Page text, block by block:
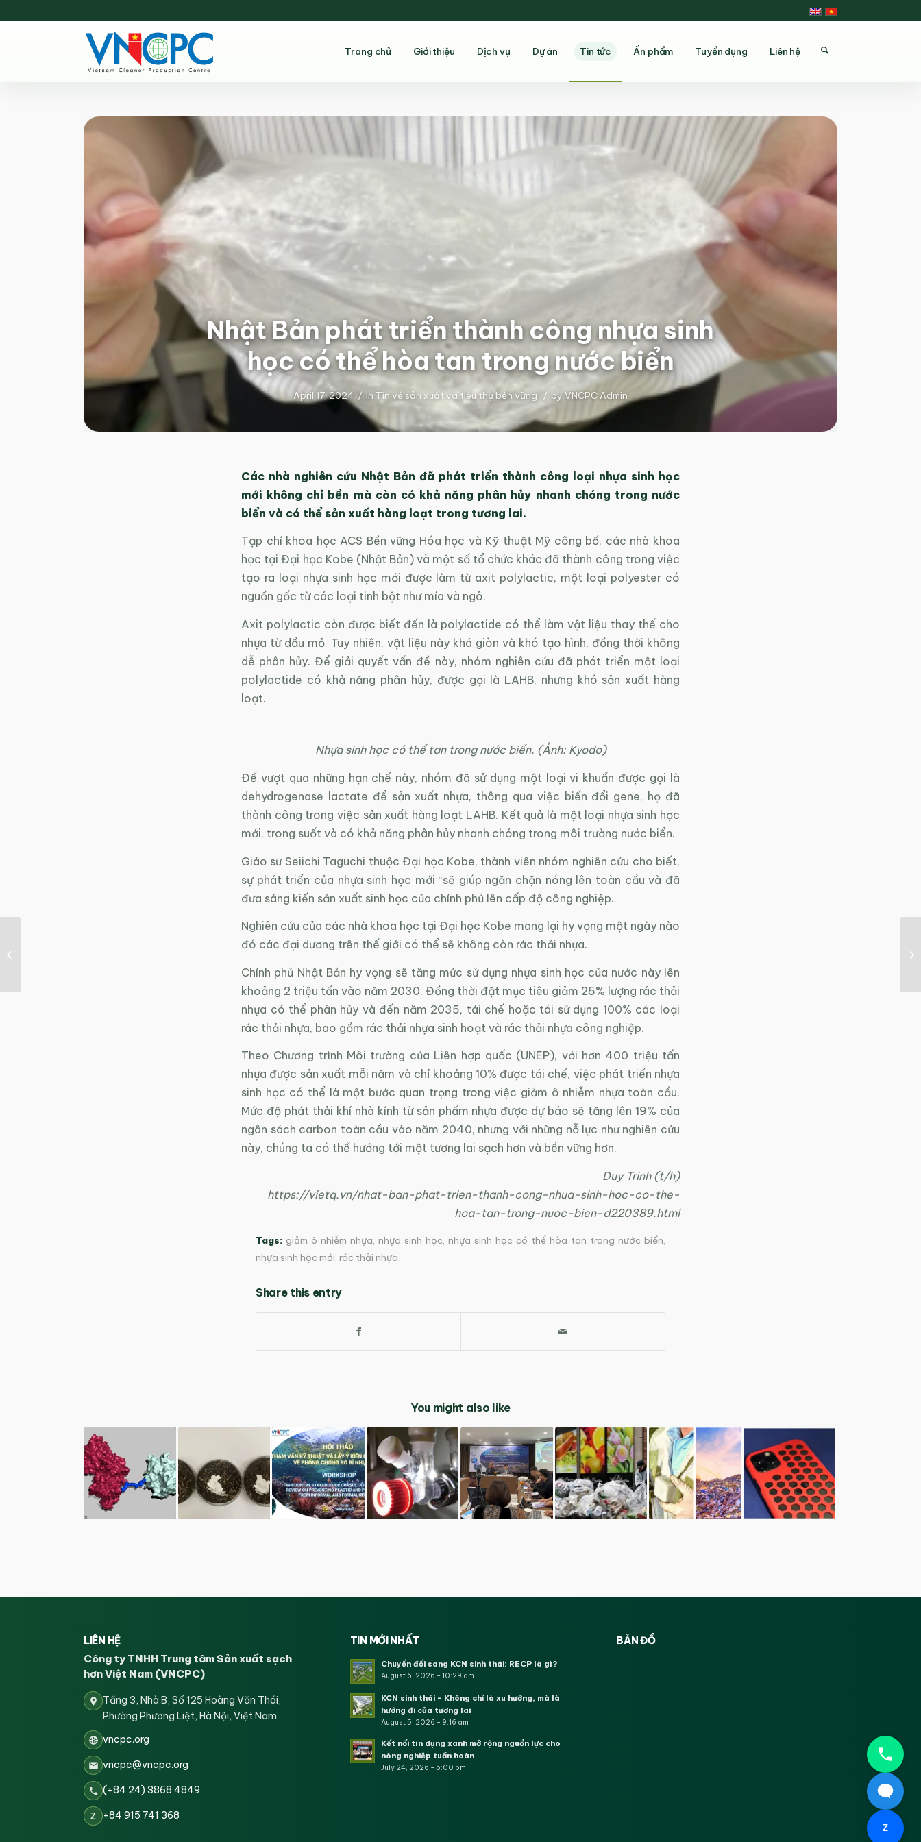
Trang chủ Giới thiệu Dịch vụ Dự án Tin tức Ấn phẩm Tuyển dụng Liên hệ
Nhật Bản phát triển thành công nhựa sinh
học có thể hòa tan trong nước biển
April 17, 2024 / in Tin về sản xuất và tiêu thụ bền vững / byVNCPC Admin
Các nhà nghiên cứu Nhật Bản đã phát triển thành công loại nhựa sinh học
mới không chỉ bền mà còn có khả năng phân hủy nhanh chóng trong nước
biển và có thể sản xuất hàng loạt trong tương lai.
Tạp chí khoa học ACS Bền vững Hóa học và Kỹ thuật Mỹ công bố, các nhà khoa
học tại Đại học Kobe (Nhật Bản) và một số tổ chức khác đã thành công trong việc
tạo ra loại nhựa sinh học mới được làm từ axit polylactic, một loại polyester có
nguồn gốc từ các loại tinh bột như mía và ngô.
Axit polylactic còn được biết đến là polylactide có thể làm vật liệu thay thế cho
nhựa từ dầu mỏ. Tuy nhiên, vật liệu này khá giòn và khó tạo hình, đồng thời không
dễ phân hủy. Để giải quyết vấn đề này, nhóm nghiên cứu đã phát triển một loại
polylactide có khả năng phân hủy, được gọi là LAHB, nhưng khó sản xuất hàng
loạt.
Nhựa sinh học có thể tan trong nước biển. (Ảnh: Kyodo)
Để vượt qua những hạn chế này, nhóm đã sử dụng một loại vi khuẩn được gọi là
dehydrogenase lactate để sản xuất nhựa, thông qua việc biến đổi gene, họ đã
thành công trong việc sản xuất hàng loạt LAHB. Kết quả là một loại nhựa sinh học
mới, trong suốt và có khả năng phân hủy nhanh chóng trong môi trường nước biển.
Giáo sư Seiichi Taguchi thuộc Đại học Kobe, thành viên nhóm nghiên cứu cho biết,
sự phát triển của nhựa sinh học mới “sẽ giúp ngăn chặn nóng lên toàn cầu và đã
đưa sáng kiến ​​sản xuất sinh học của chính phủ lên cấp độ công nghiệp.
Nghiên cứu của các nhà khoa học tại Đại học Kobe mang lại hy vọng một ngày nào
đó các đại dương trên thế giới có thể sẽ không còn rác thải nhựa.
Chính phủ Nhật Bản hy vọng sẽ tăng mức sử dụng nhựa sinh học của nước này lên
khoảng 2 triệu tấn vào năm 2030. Đồng thời đặt mục tiêu giảm 25% lượng rác thải
nhựa có thể phân hủy và đến năm 2035, tái chế hoặc tái sử dụng 100% các loại
rác thải nhựa, bao gồm rác thải nhựa sinh hoạt và rác thải nhựa công nghiệp.
Theo Chương trình Môi trường của Liên hợp quốc (UNEP), với hơn 400 triệu tấn
nhựa được sản xuất mỗi năm và chỉ khoảng 10% được tái chế, việc phát triển nhựa
sinh học có thể là một bước quan trọng trong việc giảm ô nhiễm nhựa toàn cầu.
Mức độ phát thải khí nhà kính từ sản phẩm nhựa được dự báo sẽ tăng lên 19% của
ngân sách carbon toàn cầu vào năm 2040, nhưng với những nỗ lực như nghiên cứu
này, chúng ta có thể hướng tới một tương lai sạch hơn và bền vững hơn.
Duy Trinh (t/h)
https://vietq.vn/nhat-ban-phat-trien-thanh-cong-nhua-sinh-hoc-co-the-
hoa-tan-trong-nuoc-bien-d220389.html
Tags: giảm ô nhiễm nhựa, nhựa sinh học, nhựa sinh học có thể hòa tan trong nước biển,
nhựa sinh học mới, rác thải nhựa
Share this entry
You might also like
LIÊN HỆ
Công ty TNHH Trung tâm Sản xuất sạch
hơn Việt Nam (VNCPC)
Tầng 3, Nhà B, Số 125 Hoàng Văn Thái,
Phường Phương Liệt, Hà Nội, Việt Nam
vncpc.org
vncpc@vncpc.org
(+84 24) 3868 4849
Z +84 915 741 368
TIN MỚI NHẤT
Chuyển đổi sang KCN sinh thái: RECP là gì?
August 6, 2026 - 10:29 am
KCN sinh thái – Không chỉ là xu hướng, mà là
hướng đi của tương lai
August 5, 2026 - 9:16 am
Kết nối tín dụng xanh mở rộng nguồn lực cho
nông nghiệp tuần hoàn
July 24, 2026 - 5:00 pm
BẢN ĐỒ
Z